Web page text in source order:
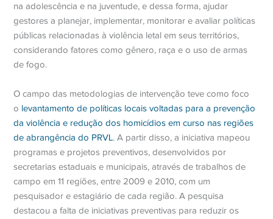
na adolescência e na juventude, e dessa forma, ajudar
gestores a planejar, implementar, monitorar e avaliar políticas
públicas relacionadas à violência letal em seus territórios,
considerando fatores como gênero, raça e o uso de armas
de fogo.
O campo das metodologias de intervenção teve como foco
o levantamento de políticas locais voltadas para a prevenção
da violência e redução dos homicídios em curso nas regiões
de abrangência do PRVL. A partir disso, a iniciativa mapeou
programas e projetos preventivos, desenvolvidos por
secretarias estaduais e municipais, através de trabalhos de
campo em 11 regiões, entre 2009 e 2010, com um
pesquisador e estagiário de cada região. A pesquisa
destacou a falta de iniciativas preventivas para reduzir os